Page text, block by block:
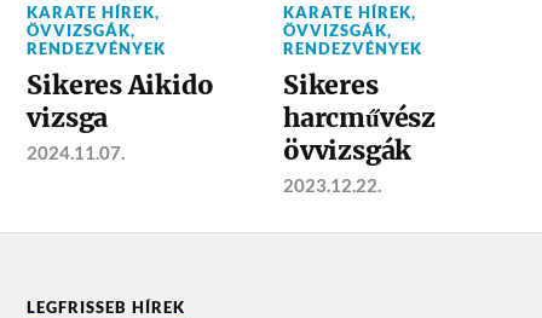
KARATE HÍREK,
ÖVVIZSGÁK,
RENDEZVÉNYEK
Sikeres Aikido
vizsga
2024.11.07.
KARATE HÍREK,
ÖVVIZSGÁK,
RENDEZVÉNYEK
Sikeres
harcművész
övvizsgák
2023.12.22.
LEGFRISSEB HÍREK